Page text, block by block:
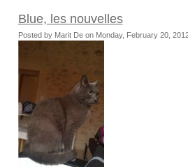
Blue, les nouvelles
Posted by Marit De on Monday, February 20,